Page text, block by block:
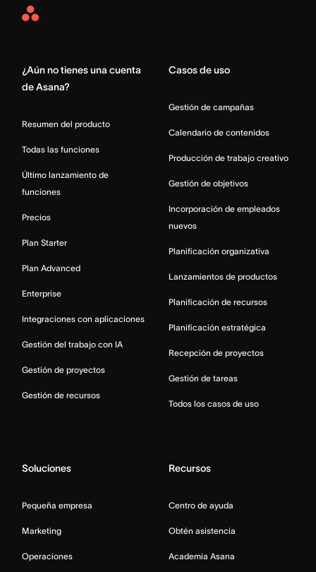
Asana
¿Aún no tienes una cuenta
de Asana?
Resumen del producto
Todas las funciones
Último lanzamiento de
funciones
Precios
Plan Starter
Plan Advanced
Enterprise
Integraciones con aplicaciones
Gestión del trabajo con IA
Gestión de proyectos
Gestión de recursos
Casos de uso
Gestión de campañas
Calendario de contenidos
Producción de trabajo creativo
Gestión de objetivos
Incorporación de empleados
nuevos
Planificación organizativa
Lanzamientos de productos
Planificación de recursos
Planificación estratégica
Recepción de proyectos
Gestión de tareas
Todos los casos de uso
Soluciones
Pequeña empresa
Marketing
Operaciones
Recursos
Centro de ayuda
Obtén asistencia
Academia Asana